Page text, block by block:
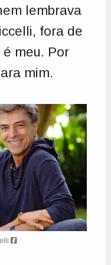
lembrava
fora de
meu. Por
mim.